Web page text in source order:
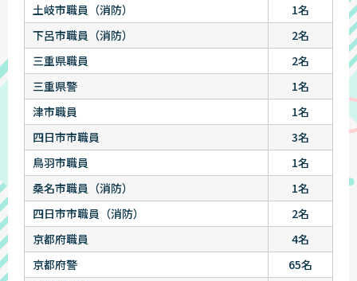
土岐市職員（消防）
1名
下呂市職員（消防）
2名
三重県職員
2名
三重県警
1名
津市職員
1名
四日市市職員
3名
鳥羽市職員
1名
桑名市職員（消防）
1名
四日市市職員（消防）
2名
京都府職員
4名
京都府警
65名